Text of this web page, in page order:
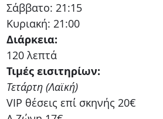
Σάββατο: 21:15
Κυριακή: 21:00
Διάρκεια:
120 λεπτά
Τιμές εισιτηρίων:
Τετάρτη (Λαϊκή)
VIP θέσεις επί σκηνής 20€